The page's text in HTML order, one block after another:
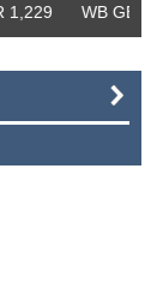
WB GBP